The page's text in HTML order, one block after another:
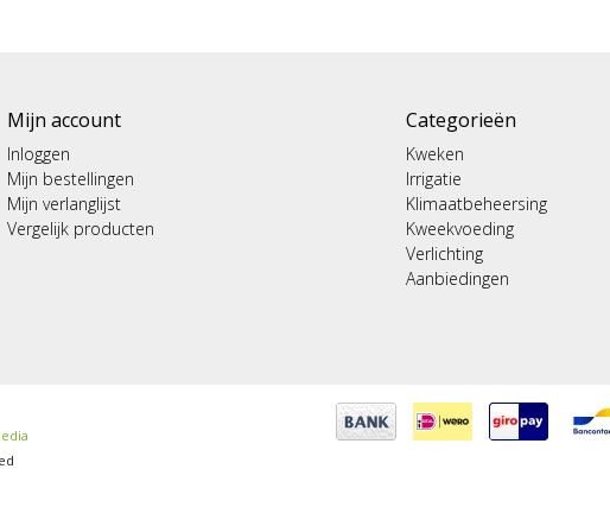
Mijn account
Inloggen
Mijn bestellingen
Mijn verlanglijst
Vergelijk producten
Categorieën
Kweken
Irrigatie
Klimaatbeheersing
Kweekvoeding
Verlichting
Aanbiedingen